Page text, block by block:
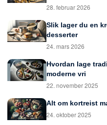
28. februar 2026
Slik lager du en
desserter
24. mars 2026
Hvordan lage
moderne vri
22. november 2025
Alt om kortreist
24. oktober 2025